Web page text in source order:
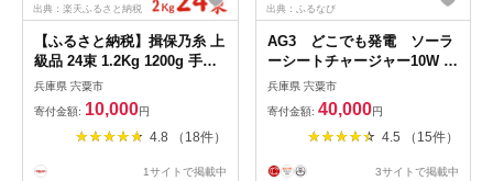
出典：楽天ふるさと納税
【ふるさと納税】揖保乃糸 上
級品 24束 1.2Kg 1200g 手延
べ そうめん ギフト 新物 上級
赤帯 いぼのいと 素麺 ソーメ
ン 木箱 化粧箱 揖保の糸 自宅
用 贈答 お中元 お歳暮 のし
兵庫県 宍粟市
寄付金額: 10,000円
4.8 （18件）
1サイトで掲載中
出典：ふるなび
AG3 どこでも発電 ソーラ
ーシートチャージャー10W 【
防災 防災用品 防災グッズ 台
風 停電 アウトドア 充電 発電
ソーラー発電 ソーラーパネル
持ち運び ポータブル コンパ
兵庫県 宍粟市
寄付金額: 40,000円
4.5 （15件）
3サイトで掲載中